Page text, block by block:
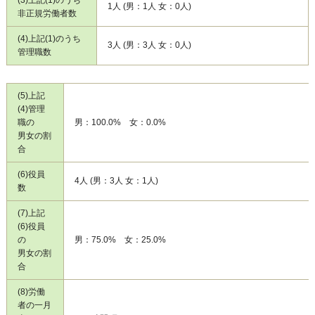
非正規労働者数
1人 (男：1人 女：0人)
(4)上記(1)のうち
管理職数
3人 (男：3人 女：0人)
(5)上記
(4)管理
職の
男女の割
合
男：100.0% 女：0.0%
(6)役員
数
4人 (男：3人 女：1人)
(7)上記
(6)役員
の
男女の割
合
男：75.0% 女：25.0%
(8)労働
者の一月